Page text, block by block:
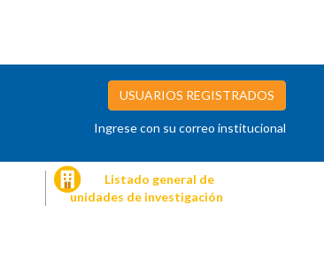
USUARIOS REGISTRADOS
Ingrese con su correo institucional
Listado general de
unidades de investigación